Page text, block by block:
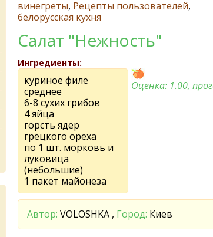
винегреты, Рецепты пользователей,
белорусская кухня
Салат "Нежность"
Ингредиенты:
куриное филе
среднее
6-8 сухих грибов
4 яйца
горсть ядер
грецкого ореха
по 1 шт. морковь и
луковица
(небольшие)
1 пакет майонеза
Оценка: 1.00,
Автор: VOLOSHKA , Город: Киев